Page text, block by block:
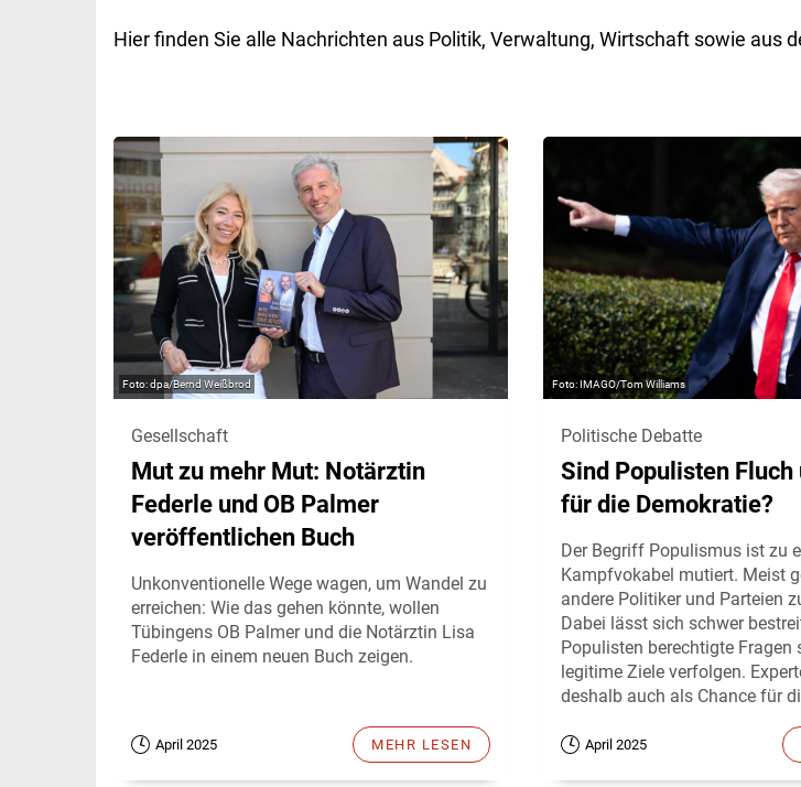
Hier finden Sie alle Nachrichten aus Politik, Verwaltung, Wirtschaft sowie aus
dpa/Bernd Weißbrod
Gesellschaft
Mut zu mehr Mut: Notärztin
Federle und OB Palmer
veröffentlichen Buch
Unkonventionelle Wege wagen, um Wandel zu
erreichen: Wie das gehen könnte, wollen
Tübingens OB Palmer und die Notärztin Lisa
Federle in einem neuen Buch zeigen.
April 2025 MEHR LESEN
IMAGO/Tom Williams
Politische Debatte
Sind Populisten Fluch
für die Demokratie?
Der Begriff Populismus ist zu
Kampfvokabel mutiert. Meist
andere Politiker und Parteien
Dabei lässt sich schwer
Populisten berechtigte Fragen
legitime Ziele verfolgen.
deshalb auch als Chance für
April 2025